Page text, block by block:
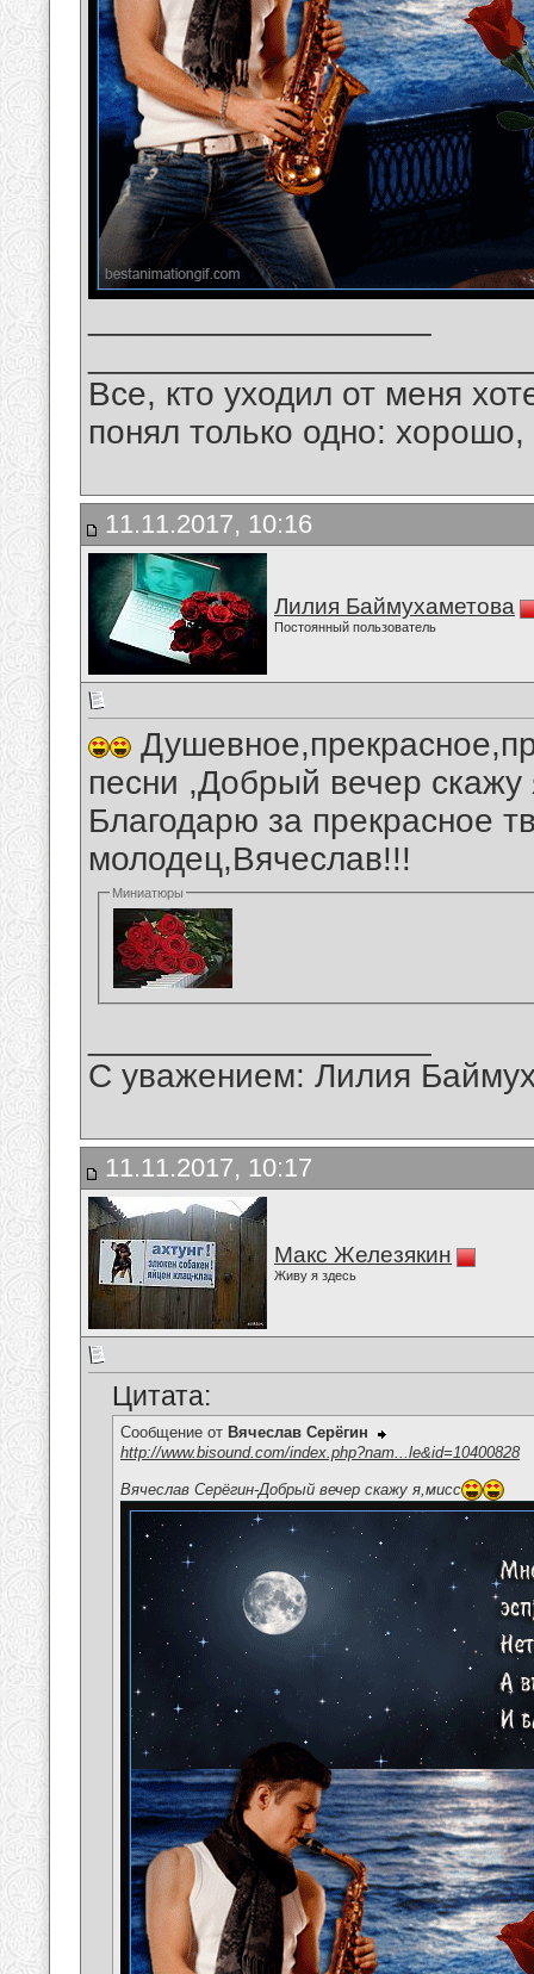
Все, кто уходил от меня
понял только одно:
11.11.2017, 10:16
Лилия Баймухаметова
Постоянный пользователь
песни ,Добрый вечер
Благодарю за прекрасное
молодец,Вячеслав!!!
Миниатюры
С уважением: Лилия
11.11.2017, 10:17
Макс Железякин
Живу я здесь
Цитата:
Сообщение от Вячеслав Серёгин
http://www.bisound.com/index.php?nam...le&id=10400828
Вячеслав Серёгин-Добрый вечер скажу я,мисс